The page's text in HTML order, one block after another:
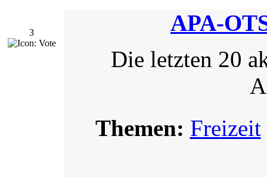
3
APA-
Die letzten 20
Themen: Freizeit